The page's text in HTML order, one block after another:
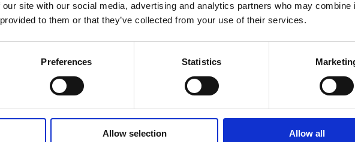
site with our social media, advertising and analytics partners who may combine
to them or that they’ve collected from your use of their services.
Preferences Statistics
Allow selection Allow all
eksistert siden 1995, og vi har vært kjent som Azets siden 2017. Med over
stab på 8200 fagpersoner er vi nå en ledende aktør på markedet for kritiske
er vår lokale tilstedeværelse sikret gjennom 350 spesialister, fordelt på
Odense og Aarhus.
er å sikre at bedrifter dekker alle aspekter av sine forretningskritiske
og lønnsadministrasjon til daglig bokføring, rapportering og
og skaper dermed de beste rammene for å fokusere på